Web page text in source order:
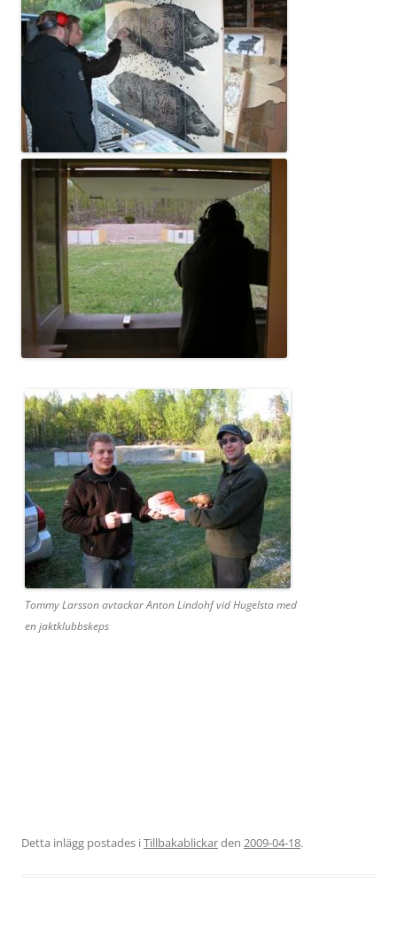
Tommy Larsson avtackar Anton Lindohf vid Hugelsta med
en jaktklubbskeps
Detta inlägg postades iTillbakablickarden 2009-04-18.